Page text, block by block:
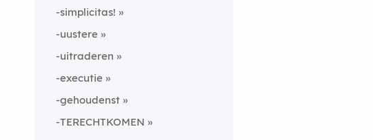
-simplicitas!
-uustere
-uitraderen
-executie
-gehoudenst
-TERECHTKOMEN